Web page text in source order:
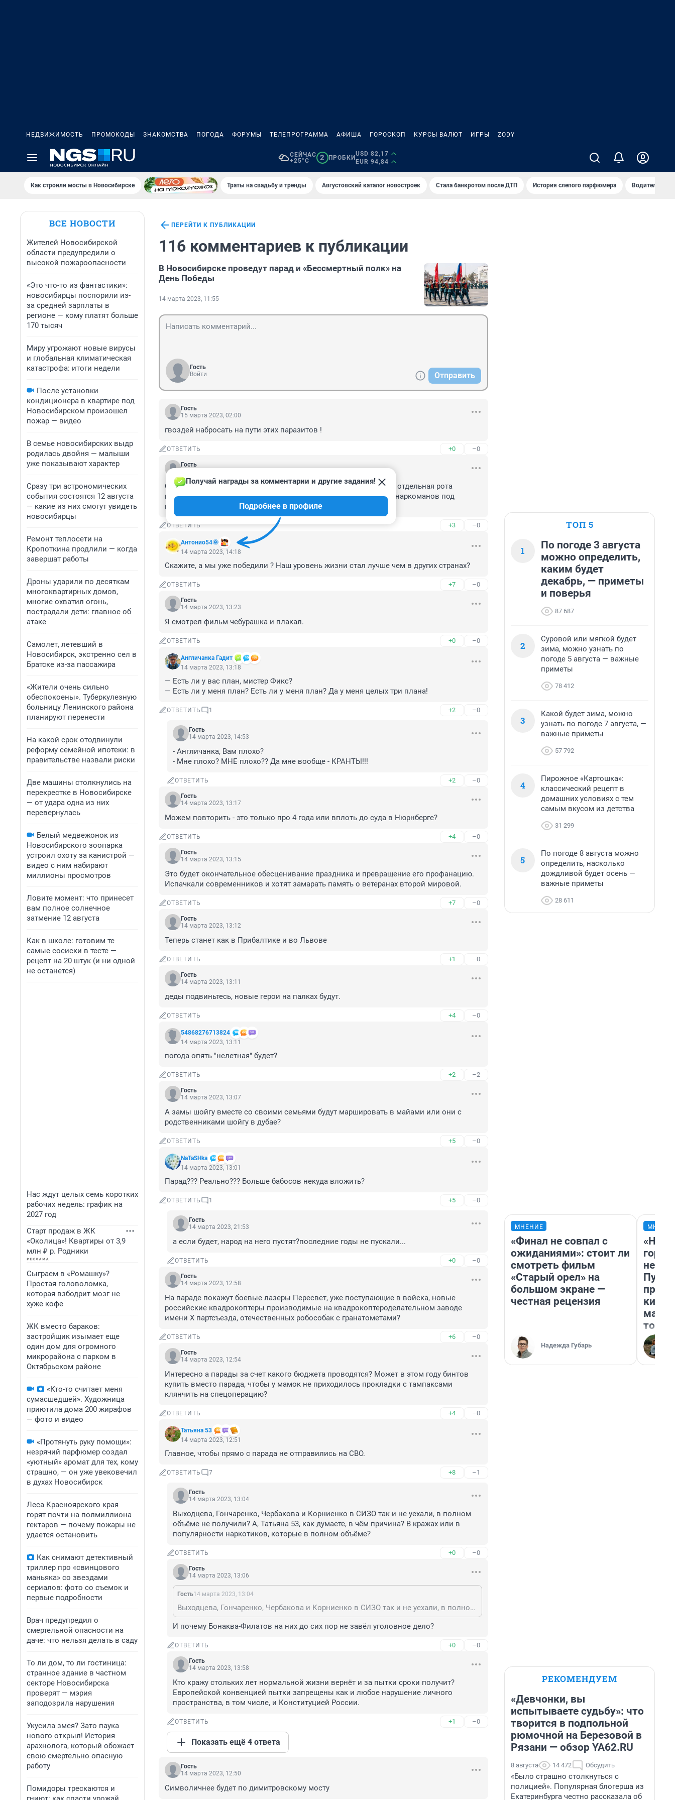
НЕДВИЖИМОСТЬ ПРОМОКОДЫ ЗНАКОМСТВА ПОГОДА ФОРУМЫ ТЕЛЕПРОГРАММА АФИША ГОРОСКОП КУРСЫ ВАЛЮТ ИГРЫ ZODY
СЕЙЧАС
+25°C
2 ПРОБКИ
USD 82,17
EUR 94,84
Как строили мосты в Новосибирске Траты на свадьбу и тренды Августовский каталог новостроек Стала банкротом после ДТП История слепого парфюмера Водители
ВСЕ НОВОСТИ
Жителей Новосибирской
области предупредили о
высокой пожароопасности
«Это что-то из фантастики»:
новосибирцы поспорили из-
за средней зарплаты в
регионе — кому платят больше
170 тысяч
Миру угрожают новые вирусы
и глобальная климатическая
катастрофа: итоги недели
После установки
кондиционера в квартире под
Новосибирском произошел
пожар — видео
В семье новосибирских выдр
родилась двойня — малыши
уже показывают характер
Сразу три астрономических
события состоятся 12 августа
— какие из них смогут увидеть
новосибирцы
Ремонт теплосети на
Кропоткина продлили — когда
завершат работы
Дроны ударили по десяткам
многоквартирных домов,
многие охватил огонь,
пострадали дети: главное об
атаке
Самолет, летевший в
Новосибирск, экстренно сел в
Братске из-за пассажира
«Жители очень сильно
обеспокоены». Туберкулезную
больницу Ленинского района
планируют перенести
На какой срок отодвинули
реформу семейной ипотеки: в
правительстве назвали риски
Две машины столкнулись на
перекрестке в Новосибирске
— от удара одна из них
перевернулась
Белый медвежонок из
Новосибирского зоопарка
устроил охоту за канистрой —
видео с ним набирают
миллионы просмотров
Ловите момент: что принесет
вам полное солнечное
затмение 12 августа
Как в школе: готовим те
самые сосиски в тесте —
рецепт на 20 штук (и ни одной
не останется)
Нас ждут целых семь коротких
рабочих недель: график на
2027 год
Старт продаж в ЖК
«Околица»! Квартиры от 3,9
млн ₽ р. Родники
Сыграем в «Ромашку»?
Простая головоломка,
которая взбодрит мозг не
хуже кофе
ЖК вместо бараков:
застройщик изымает еще
один дом для огромного
микрорайона с парком в
Октябрьском районе
«Кто-то считает меня
сумасшедшей». Художница
приютила дома 200 жирафов
— фото и видео
«Протянуть руку помощи»:
незрячий парфюмер создал
«уютный» аромат для тех, кому
страшно, — он уже увековечил
в духах Новосибирск
Леса Красноярского края
горят почти на полмиллиона
гектаров — почему пожары не
удается остановить
Как снимают детективный
триллер про «свинцового
маньяка» со звездами
сериалов: фото со съемок и
первые подробности
Врач предупредил о
смертельной опасности на
даче: что нельзя делать в саду
То ли дом, то ли гостиница:
странное здание в частном
секторе Новосибирска
проверят — мэрия
заподозрила нарушения
Укусила змея? Зато паука
нового открыл! История
арахнолога, который обожает
свою смертельно опасную
работу
Помидоры трескаются и
ПЕРЕЙТИ К ПУБЛИКАЦИИ
116 комментариев к публикации
В Новосибирске проведут парад и «Бессмертный полк» на
День Победы
14 марта 2023, 11:55
Гость
Войти
Отправить
Гость
15 марта 2023, 02:00
гвоздей набросать на пути этих паразитов !
ОТВЕТИТЬ +0 –0
Гость
Скрепненько, зэки тоже маршировать будут? Как будет звучать: отдельная рота
насильников, мотострелковый взвод убийц, гвардейский полк наркоманов под
командованием гвардии пахана, героя россии!!!
ОТВЕТИТЬ +3 –0
Антонио54🌞
Получай награды за комментарии и другие задания!
Подробнее в профиле
14 марта 2023, 14:18
Скажите, а мы уже победили ? Наш уровень жизни стал лучше чем в других странах?
ОТВЕТИТЬ +7 –0
Гость
14 марта 2023, 13:23
Я смотрел фильм чебурашка и плакал.
ОТВЕТИТЬ +0 –0
Aнгличанка Гадит
14 марта 2023, 13:18
— Есть ли у вас план, мистер Фикс?
— Есть ли у меня план? Есть ли у меня план? Да у меня целых три плана!
ОТВЕТИТЬ 1 +2 –0
Гость
14 марта 2023, 14:53
- Англичанка, Вам плохо?
- Мне плохо? МНЕ плохо?? Да мне вообще - КРАНТЫ!!!
ОТВЕТИТЬ +2 –0
Гость
14 марта 2023, 13:17
Можем повторить - это только про 4 года или вплоть до суда в Нюрнберге?
ОТВЕТИТЬ +4 –0
Гость
14 марта 2023, 13:15
Это будет окончательное обесценивание праздника и превращение его профанацию.
Испачкали современников и хотят замарать память о ветеранах второй мировой.
ОТВЕТИТЬ +7 –0
Гость
14 марта 2023, 13:12
Теперь станет как в Прибалтике и во Львове
ОТВЕТИТЬ +1 –0
Гость
14 марта 2023, 13:11
деды подвиньтесь, новые герои на палках будут.
ОТВЕТИТЬ +4 –0
54868276713824
14 марта 2023, 13:11
погода опять "нелетная" будет?
ОТВЕТИТЬ +2 –2
Гость
14 марта 2023, 13:07
А замы шойгу вместе со своими семьями будут маршировать в майами или они с
родственниками шойгу в дубае?
ОТВЕТИТЬ +5 –0
NaTaSHka
14 марта 2023, 13:01
Парад??? Реально??? Больше бабосов некуда вложить?
ОТВЕТИТЬ 1 +5 –0
Гость
14 марта 2023, 21:53
а если будет, народ на него пустят?последние годы не пускали...
ОТВЕТИТЬ +0 –0
Гость
14 марта 2023, 12:58
На параде покажут боевые лазеры Пересвет, уже поступающие в войска, новые
российские квадрокоптеры производимые на квадрокоптероделательном заводе
имени Х партсъезда, отечественных робособак с гранатометами?
ОТВЕТИТЬ +6 –0
Гость
14 марта 2023, 12:54
Интересно а парады за счет какого бюджета проводятся? Может в этом году бинтов
купить вместо парада, чтобы у мамок не приходилось прокладки с тампаксами
клянчить на спецоперацию?
ОТВЕТИТЬ +4 –0
Татьяна 53
14 марта 2023, 12:51
Главное, чтобы прямо с парада не отправились на СВО.
ОТВЕТИТЬ 7 +8 –1
Гость
14 марта 2023, 13:04
Выходцева, Гончаренко, Чербакова и Корниенко в СИЗО так и не уехали, в полном
объëме не получили? А, Татьяна 53, как думаете, в чëм причина? В кражах или в
популярности наркотиков, которые в полном объëме?
ОТВЕТИТЬ +0 –0
Гость
14 марта 2023, 13:06
Гость14 марта 2023, 13:04
Выходцева, Гончаренко, Чербакова и Корниенко в СИЗО так и не уехали, в полном объëме не получили? А, Татьяна 53, как думаете, в чëм причина? В кражах или в популярности наркотиков, которые в полном объëме?
И почему Бонаква-Филатов на них до сих пор не завëл уголовное дело?
ОТВЕТИТЬ +0 –0
Гость
14 марта 2023, 13:58
Кто кражу стольких лет нормальной жизни вернëт и за пытки сроки получит?
Европейской конвенцией пытки запрещены как и любое нарушение личного
пространства, в том числе, и Конституцией России.
ОТВЕТИТЬ +1 –0
Показать ещё 4 ответа
Гость
14 марта 2023, 12:50
Символичнее будет по димитровскому мосту
ТОП 5
1
По погоде 3 августа
можно определить,
каким будет
декабрь, — приметы
и поверья
87 687
2
Суровой или мягкой будет
зима, можно узнать по
погоде 5 августа — важные
приметы
78 412
3
Какой будет зима, можно
узнать по погоде 7 августа, —
важные приметы
57 792
4
Пирожное «Картошка»:
классический рецепт в
домашних условиях с тем
самым вкусом из детства
31 299
5
По погоде 8 августа можно
определить, насколько
дождливой будет осень —
важные приметы
28 611
МНЕНИЕ
«Финал не совпал с
ожиданиями»: стоит ли
смотреть фильм
«Старый орел» на
большом экране —
честная рецензия
Надежда Губарь
«Нет
того
РЕКОМЕНДУЕМ
«Девчонки, вы
испытываете судьбу»: что
творится в подпольной
рюмочной на Березовой в
Рязани — обзор YA62.RU
8 августа 14 472 Обсудить
«Было страшно столкнуться с
полицией». Популярная блогерша из
Екатеринбурга честно рассказала об